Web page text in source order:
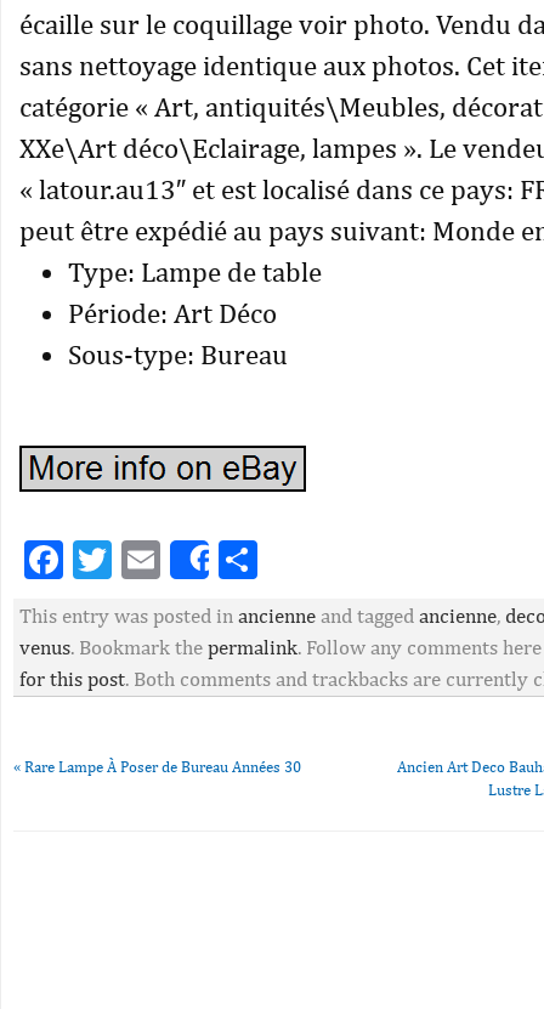
écaille sur le coquillage voir photo. Vendu
sans nettoyage identique aux photos. Cet
catégorie « Art, antiquités\Meubles,
XXe\Art déco\Eclairage, lampes ». Le
« latour.au13″ et est localisé dans ce pays:
peut être expédié au pays suivant: Monde
Type: Lampe de table
Période: Art Déco
Sous-type: Bureau
Facebook
Twitter
EmailShare
This entry was posted in ancienne and tagged ancienne,
venus. Bookmark the permalink. Follow any comments
for this post. Both comments and trackbacks are currently
« Rare Lampe À Poser de Bureau Années 30
Ancien Art Deco
Lustre